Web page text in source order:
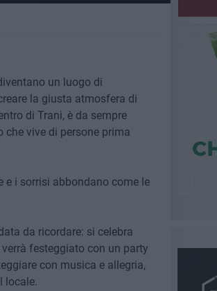
un luogo di
la giusta atmosfera di
di Trani, è da sempre
vive di persone prima
e i sorrisi abbondano come le
da ricordare: si celebra
festeggiato con un party
con musica e allegria,
locale.